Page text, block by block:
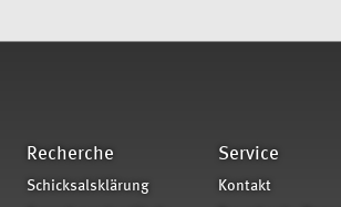
Recherche
Schicksalsklärung
Service
Kontakt